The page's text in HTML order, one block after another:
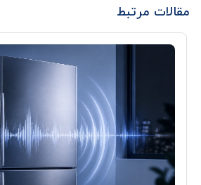
مقالات مرتبط